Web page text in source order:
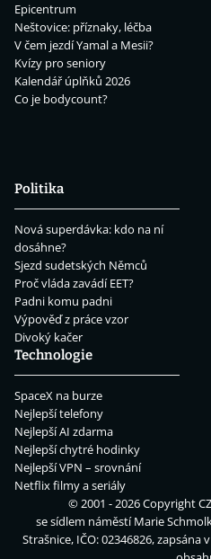
Epicentrum
Neštovice: příznaky, léčba
V čem jezdí Yamal a Mesii?
Kvízy pro seniory
Kalendář úplňků 2026
Co je bodycount?
Politika
Nová superdávka: kdo na ní
dosáhne?
Sjezd sudetských Němců
Proč vláda zavádí EET?
Padni komu padni
Výpověď z práce vzor
Divoký kačer
Technologie
SpaceX na burze
Nejlepší telefony
Nejlepší AI zdarma
Nejlepší chytré hodinky
Nejlepší VPN – srovnání
Netflix filmy a seriály
© 2001 - 2026 Copyright
se sídlem náměstí Marie
Strašnice, IČO: 02346826, zapsána